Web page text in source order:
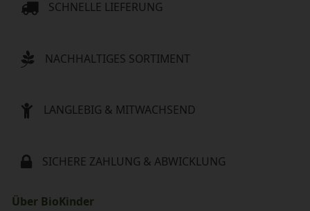
SCHNELLE LIEFERUNG
NACHHALTIGES SORTIMENT
LANGLEBIG & MITWACHSEND
SICHERE ZAHLUNG & ABWICKLUNG
Über BioKinder